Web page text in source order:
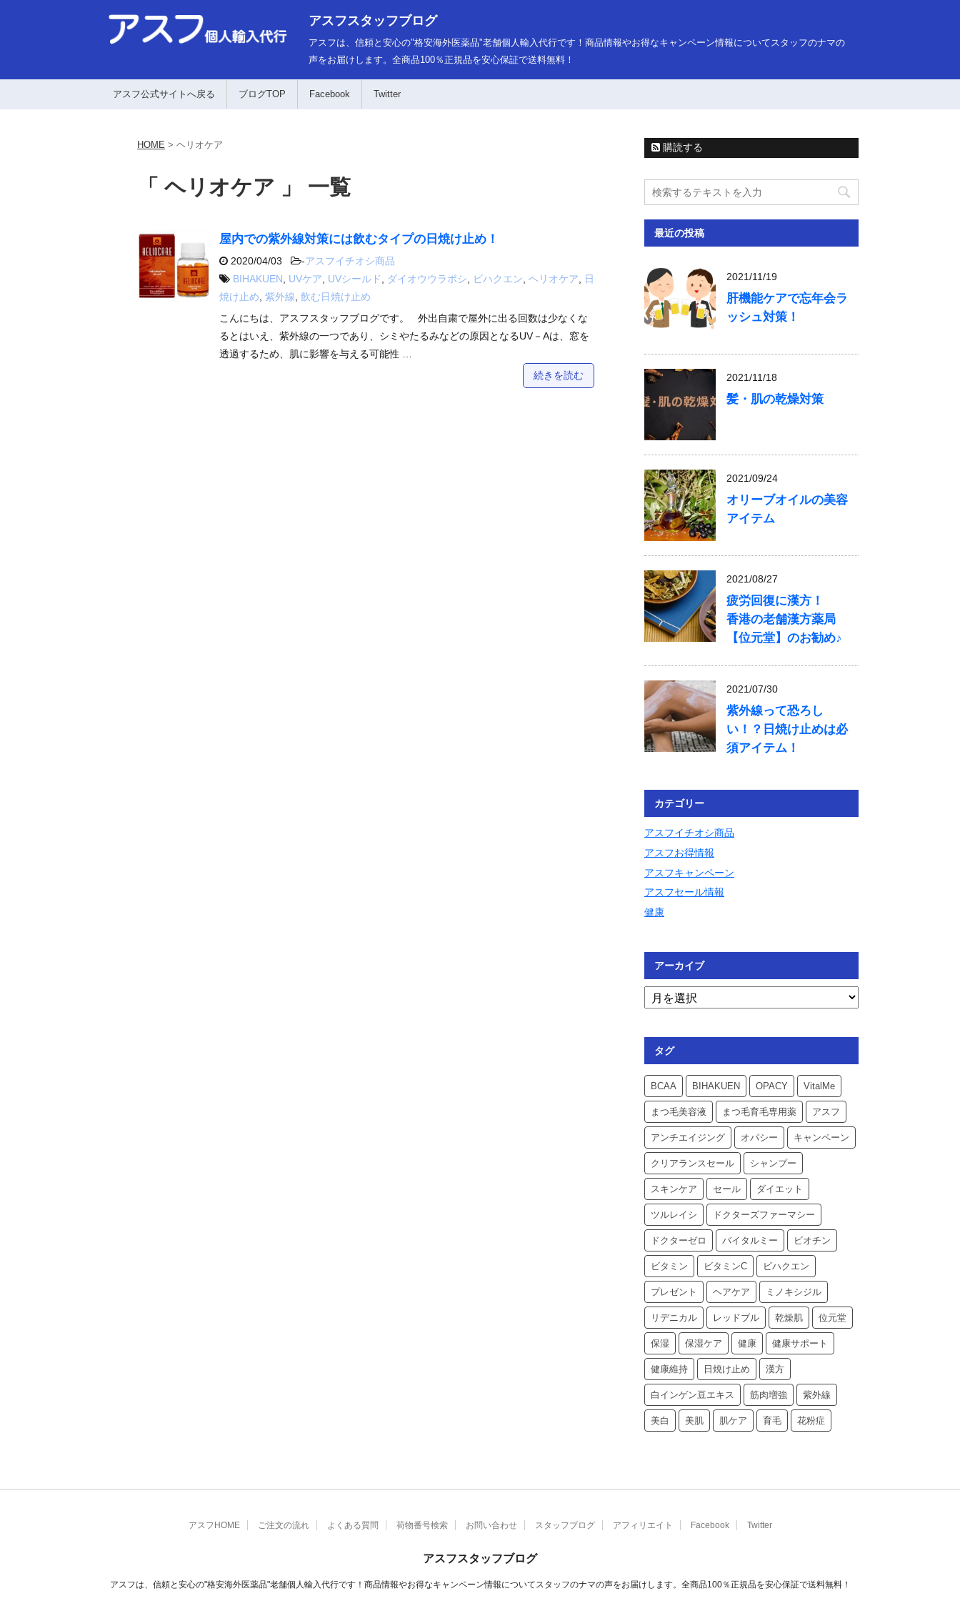
アスフスタッフブログ
アスフは、信頼と安心の"格安海外医薬品"老舗個人輸入代行です！商品情報やお得なキャンペーン情報についてスタッフのナマの
声をお届けします。全商品100％正規品を安心保証で送料無料！
アスフ公式サイトへ戻る ブログTOP Facebook Twitter
HOME > ヘリオケア
「 ヘリオケア 」 一覧
屋内での紫外線対策には飲むタイプの日焼け止め！
2020/04/03 -アスフイチオシ商品
BIHAKUEN
UVケア UVシールド ダイオウウラボシ ビハクエン ヘリオケア
日
焼け止め 紫外線 飲む日焼け止め
こんにちは、アスフスタッフブログです。 外出自粛で屋外に出る回数は少なくな
るとはいえ、紫外線の一つであり、シミやたるみなどの原因となるUV－Aは、窓を
透過するため、肌に影響を与える可能性 …
続きを読む
購読する
最近の投稿
2021/11/19
肝機能ケアで忘年会ラ
ッシュ対策！
2021/11/18
髪・肌の乾燥対策
2021/09/24
オリーブオイルの美容
アイテム
2021/08/27
疲労回復に漢方！
香港の老舗漢方薬局
【位元堂】のお勧め♪
2021/07/30
紫外線って恐ろし
い！？日焼け止めは必
須アイテム！
カテゴリー
アスフイチオシ商品
アスフお得情報
アスフキャンペーン
アスフセール情報
健康
アーカイブ
タグ
BCAA BIHAKUEN OPACY VitalMe
まつ毛美容液 まつ毛育毛専用薬 アスフ
アンチエイジング オパシー キャンペーン
クリアランスセール シャンプー
スキンケア セール ダイエット
ツルレイシ ドクターズファーマシー
ドクターゼロ バイタルミー ビオチン
ビタミン ビタミンC ビハクエン
プレゼント ヘアケア ミノキシジル
リデニカル レッドブル 乾燥肌 位元堂
保湿 保湿ケア 健康 健康サポート
健康維持 日焼け止め 漢方
白インゲン豆エキス 筋肉増強 紫外線
美白 美肌 肌ケア 育毛 花粉症
アスフHOME ご注文の流れ よくある質問 荷物番号検索 お問い合わせ スタッフブログ アフィリエイト Facebook Twitter
アスフスタッフブログ
アスフは、信頼と安心の"格安海外医薬品"老舗個人輸入代行です！商品情報やお得なキャンペーン情報についてスタッフのナマの声をお届けします。全商品100％正規品を安心保証で送料無料！